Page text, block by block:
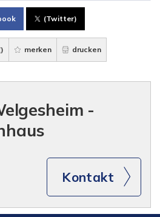
(Twitter)
) merken drucken
-
Kontakt